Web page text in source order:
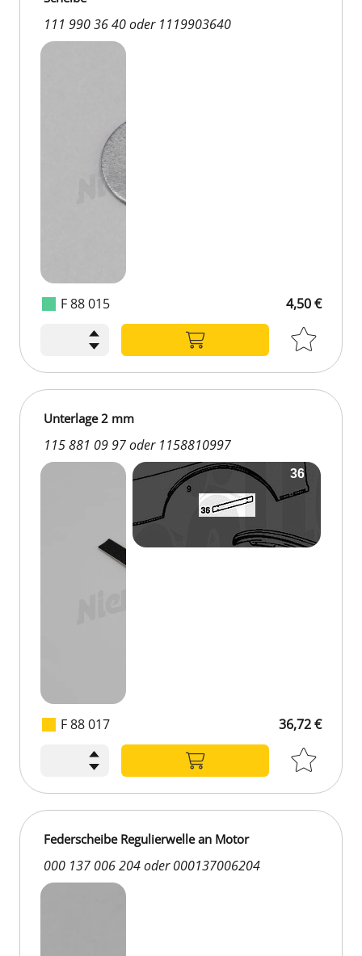
F 88 015
111 990 36 40 oder 1119903640
4,50 €
F 88 017
Unterlage 2 mm
115 881 09 97 oder 1158810997
36,72 €
Federscheibe Regulierwelle an Motor
000 137 006 204 oder 000137006204